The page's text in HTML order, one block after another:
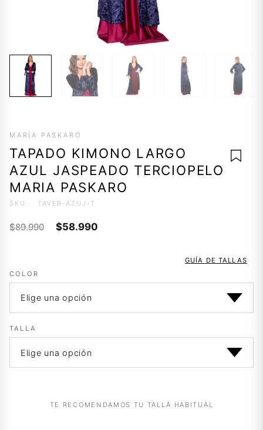
MARÍA PASKARÓ
TAPADO KIMONO LARGO
AZUL JASPEADO TERCIOPELO
MARIA PASKARO
SKU · TAVER-AZUJ-T
$89.990
El
$89.990.
$58.990El
$58.990.
GUÍA DE TALLAS
COLOR
TALLA
TE RECOMENDAMOS TU TALLA HABITUAL